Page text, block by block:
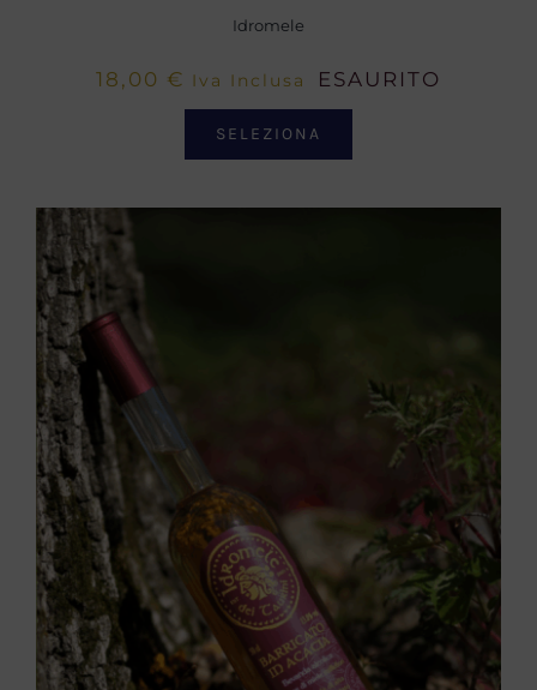
Idromele
18,00 € Iva Inclusa ESAURITO
SELEZIONA